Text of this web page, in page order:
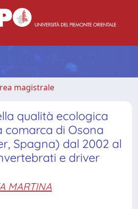
magistrale
qualità ecologica
comarca di Osona
Spagna) dal 2002 al
e driver
MARTINA